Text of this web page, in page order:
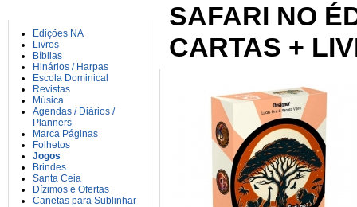
Edições NA
Livros
Bíblias
Hinários / Harpas
Escola Dominical
Revistas
Música
Agendas / Diários /
Planners
Marca Páginas
Folhetos
Jogos
Brindes
Santa Ceia
Dízimos e Ofertas
Canetas para Sublinhar
SAFARI NO
CARTAS +